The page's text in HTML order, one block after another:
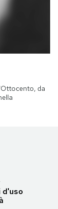
da
d'uso